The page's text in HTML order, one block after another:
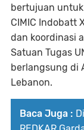
bertujuan
CIMIC Indobatt
dan koordinasi
Satuan Tugas
berlangsung di
Lebanon.
Baca Juga :